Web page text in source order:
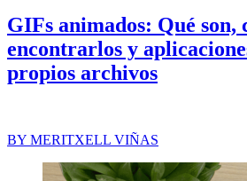
GIFs animados: Qué son,
encontrarlos y
propios archivos
BY MERITXELL VIÑAS